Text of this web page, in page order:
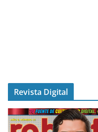
Revista Digital